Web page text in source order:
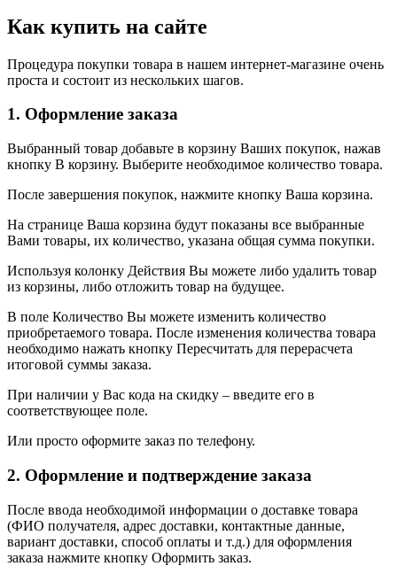
Как купить на сайте
Процедура покупки товара в нашем интернет-магазине очень
проста и состоит из нескольких шагов.
1. Оформление заказа
Выбранный товар добавьте в корзину Ваших покупок, нажав
кнопку В корзину. Выберите необходимое количество товара.
После завершения покупок, нажмите кнопку Ваша корзина.
На странице Ваша корзина будут показаны все выбранные
Вами товары, их количество, указана общая сумма покупки.
Используя колонку Действия Вы можете либо удалить товар
из корзины, либо отложить товар на будущее.
В поле Количество Вы можете изменить количество
приобретаемого товара. После изменения количества товара
необходимо нажать кнопку Пересчитать для перерасчета
итоговой суммы заказа.
При наличии у Вас кода на скидку – введите его в
соответствующее поле.
Или просто оформите заказ по телефону.
2. Оформление и подтверждение заказа
После ввода необходимой информации о доставке товара
(ФИО получателя, адрес доставки, контактные данные,
вариант доставки, способ оплаты и т.д.) для оформления
заказа нажмите кнопку Оформить заказ.